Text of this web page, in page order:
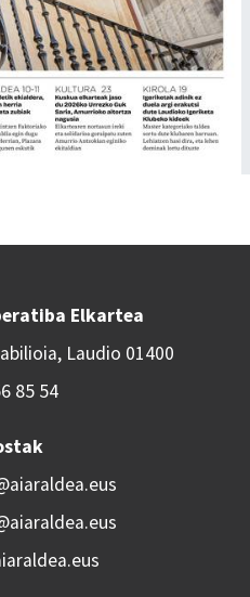
Elkartea
Laudio 01400
85 54